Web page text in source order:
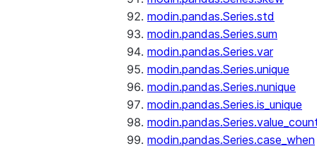
modin.pandas.Series.std
modin.pandas.Series.sum
modin.pandas.Series.var
modin.pandas.Series.unique
modin.pandas.Series.nunique
modin.pandas.Series.is_unique
modin.pandas.Series.case_when